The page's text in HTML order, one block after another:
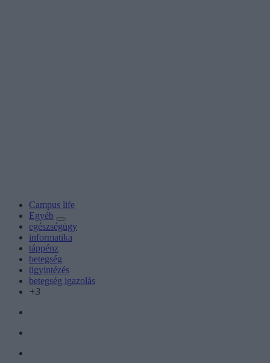
Campus life
Egyéb
egészségügy
informatika
táppénz
betegség
ügyintézés
betegség igazolás
+3